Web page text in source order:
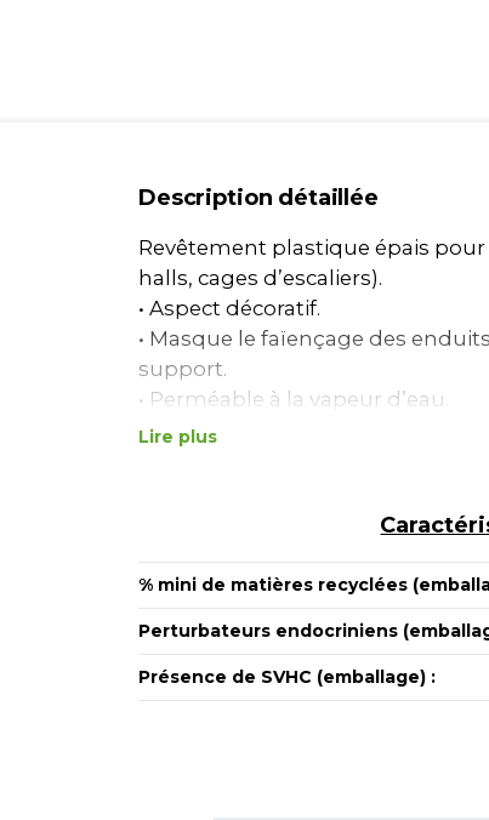
Description détaillée
Revêtement plastique épais
halls, cages d’escaliers).
• Aspect décoratif.
• Masque le faïençage des
support.
• Perméable à la vapeur d’eau.
Lire plus
% mini de matières recyclées
Perturbateurs endocriniens
Présence de SVHC (emballage) :